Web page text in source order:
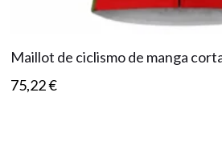
Maillot de ciclismo de manga
75,22€